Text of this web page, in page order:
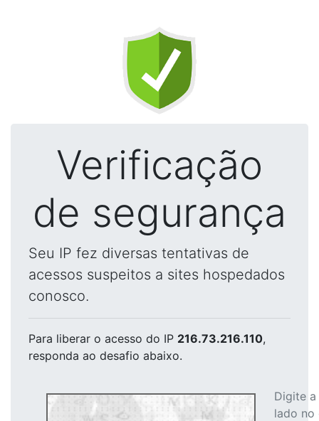
Verificação
de segurança
Seu IP fez diversas tentativas de
acessos suspeitos a sites hospedados
conosco.
Para liberar o acesso do IP 216.73.216.110,
responda ao desafio abaixo.
Digite
lado no